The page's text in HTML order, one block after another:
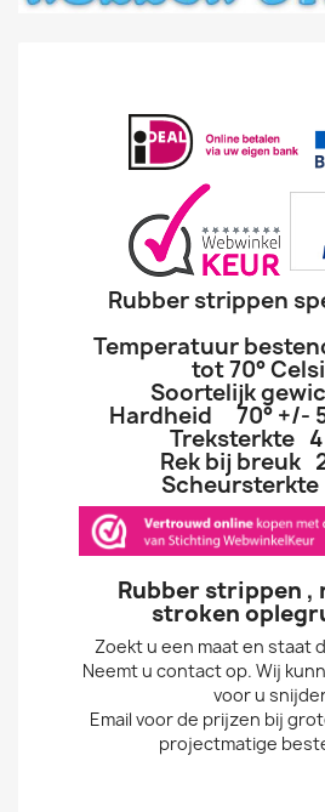
Rubber strippen
Temperatuur
tot 70°
Soortelijk
Hardheid 70° +/-
Treksterkte 4
Rek bij breuk
Rubber strippen ,
stroken
Zoekt u een maat en staat
Neemt u contact op. Wij
voor u
Email voor de prijzen bij
projectmatige